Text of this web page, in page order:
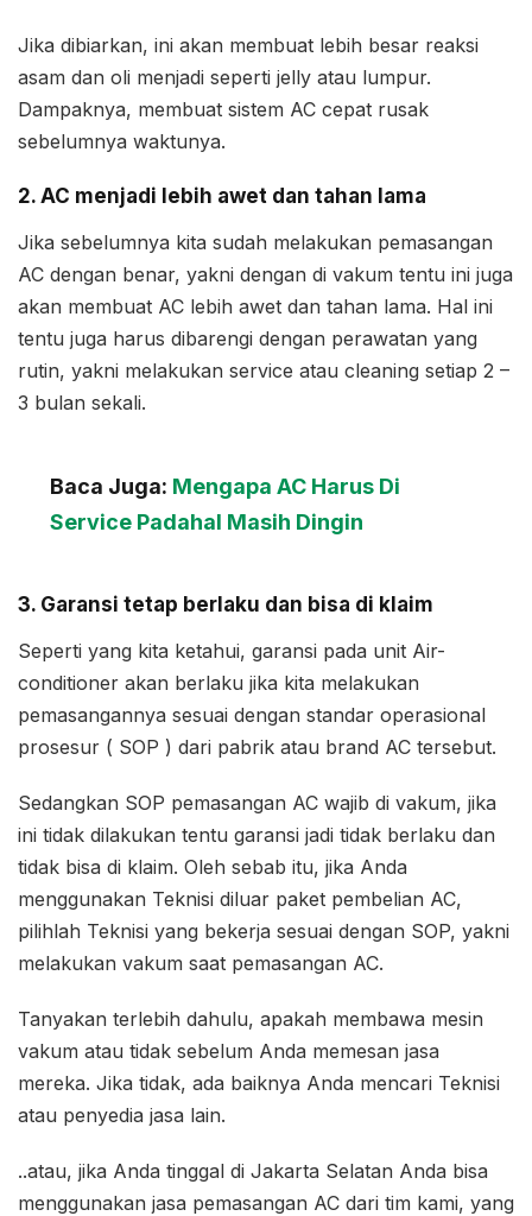
Jika dibiarkan, ini akan membuat lebih besar reaksi
asam dan oli menjadi seperti jelly atau lumpur.
Dampaknya, membuat sistem AC cepat rusak
sebelumnya waktunya.
2. AC menjadi lebih awet dan tahan lama
Jika sebelumnya kita sudah melakukan pemasangan
AC dengan benar, yakni dengan di vakum tentu ini juga
akan membuat AC lebih awet dan tahan lama. Hal ini
tentu juga harus dibarengi dengan perawatan yang
rutin, yakni melakukan service atau cleaning setiap 2 –
3 bulan sekali.
Baca Juga: Mengapa AC Harus Di
Service Padahal Masih Dingin
3. Garansi tetap berlaku dan bisa di klaim
Seperti yang kita ketahui, garansi pada unit Air-
conditioner akan berlaku jika kita melakukan
pemasangannya sesuai dengan standar operasional
prosesur ( SOP ) dari pabrik atau brand AC tersebut.
Sedangkan SOP pemasangan AC wajib di vakum, jika
ini tidak dilakukan tentu garansi jadi tidak berlaku dan
tidak bisa di klaim. Oleh sebab itu, jika Anda
menggunakan Teknisi diluar paket pembelian AC,
pilihlah Teknisi yang bekerja sesuai dengan SOP, yakni
melakukan vakum saat pemasangan AC.
Tanyakan terlebih dahulu, apakah membawa mesin
vakum atau tidak sebelum Anda memesan jasa
mereka. Jika tidak, ada baiknya Anda mencari Teknisi
atau penyedia jasa lain.
..atau, jika Anda tinggal di Jakarta Selatan Anda bisa
menggunakan jasa pemasangan AC dari tim kami, yang